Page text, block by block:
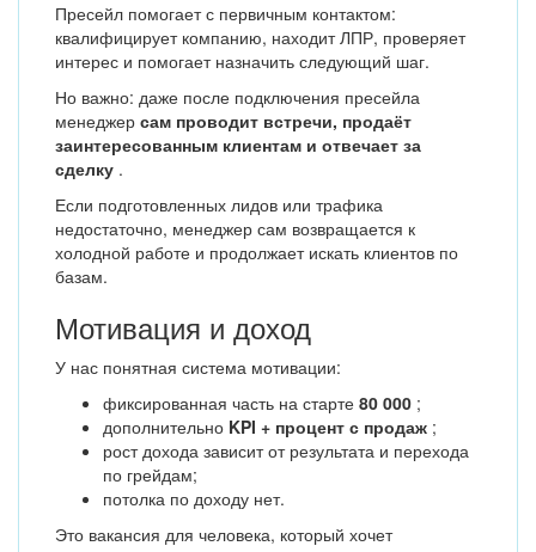
Пресейл помогает с первичным контактом:
квалифицирует компанию, находит ЛПР, проверяет
интерес и помогает назначить следующий шаг.
Но важно: даже после подключения пресейла
менеджер сам проводит встречи, продаёт
заинтересованным клиентам и отвечает за
сделку .
Если подготовленных лидов или трафика
недостаточно, менеджер сам возвращается к
холодной работе и продолжает искать клиентов по
базам.
Мотивация и доход
У нас понятная система мотивации:
фиксированная часть на старте 80 000 ;
дополнительно KPI + процент с продаж ;
рост дохода зависит от результата и перехода
по грейдам;
потолка по доходу нет.
Это вакансия для человека, который хочет